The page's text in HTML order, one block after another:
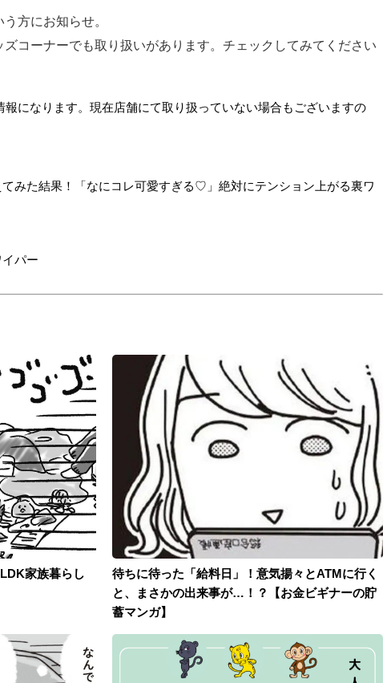
方にお知らせ。
コーナーでも取り扱いがあります。チェックしてみてください
になります。現在店舗にて取り扱っていない場合もございますの
みた結果！「なにコレ可愛すぎる♡」絶対にテンション上がる裏ワ
パー
家族暮らし
待ちに待った「給料日」！意気揚々とATMに行く
と、まさかの出来事が…！？【お金ビギナーの貯
蓄マンガ】